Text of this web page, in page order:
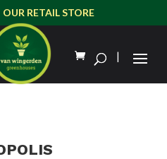
OUR RETAIL STORE
|